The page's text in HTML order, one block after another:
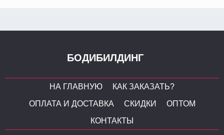
БОДИБИЛДИНГ
НА ГЛАВНУЮ
КАК ЗАКАЗАТЬ?
ОПЛАТА И ДОСТАВКА
СКИДКИ
ОПТОМ
КОНТАКТЫ